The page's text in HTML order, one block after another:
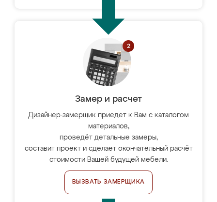
Замер и расчет
Дизайнер-замерщик приедет к Вам с каталогом
материалов,
проведёт детальные замеры,
составит проект и сделает окончательный расчёт
стоимости Вашей будущей мебели.
ВЫЗВАТЬ ЗАМЕРЩИКА